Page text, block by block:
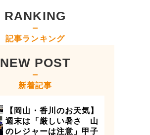
RANKING
記事ランキング
NEW POST
新着記事
【岡山・香川のお天気】
週末は「厳しい暑さ 山
のレジャーは注意」甲子